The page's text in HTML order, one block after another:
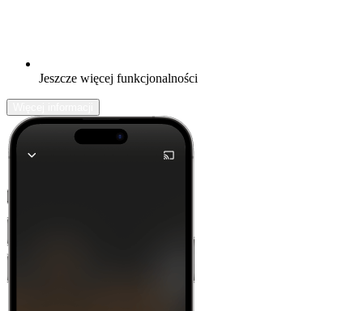
Jeszcze więcej funkcjonalności